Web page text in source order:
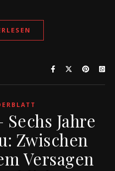
Sechs Jahre
Zwischen
Versagen